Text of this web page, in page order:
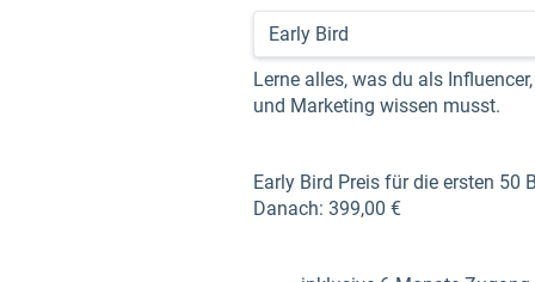
Lerne alles, was du als
und Marketing wissen musst.
Early Bird Preis für die ersten 50
Danach: 399,00 €